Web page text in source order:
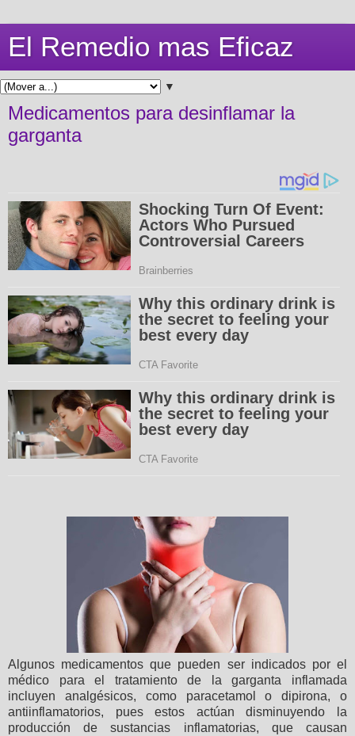
El Remedio mas Eficaz
▼
Medicamentos para desinflamar la
garganta
Algunos medicamentos que pueden ser indicados por el
médico para el tratamiento de la garganta inflamada
incluyen analgésicos, como paracetamol o dipirona, o
antiinflamatorios, pues estos actúan disminuyendo la
producción de sustancias inflamatorias, que causan